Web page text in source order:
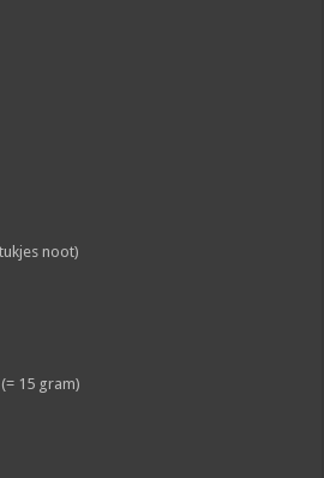
noot)
15 gram)